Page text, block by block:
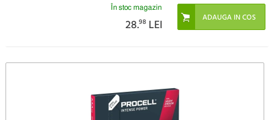
În stoc magazin
28.98 LEI